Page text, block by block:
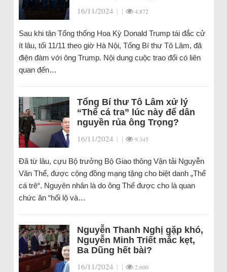
16/11/2024 | | 4.872
Sau khi tân Tổng thống Hoa Kỳ Donald Trump tái đắc cử
ít lâu, tối 11/11 theo giờ Hà Nội, Tổng Bí thư Tô Lâm, đã
điện đàm với ông Trump. Nội dung cuộc trao đổi có liên
quan đến…
Tổng Bí thư Tô Lâm xử lý
“Thể cá tra” lúc này để dân
nguyền rủa ông Trọng?
16/11/2024 | | 9.345
Đã từ lâu, cựu Bộ trưởng Bộ Giao thông Vận tải Nguyễn
Văn Thể, được cộng đồng mạng tặng cho biệt danh „Thể
cá trê“. Nguyên nhân là do ông Thể được cho là quan
chức ăn “hối lộ và…
Nguyễn Thanh Nghị gặp khó,
Nguyễn Minh Triết mắc kẹt,
Ba Dũng hết bài?
16/11/2024 | | 2.600